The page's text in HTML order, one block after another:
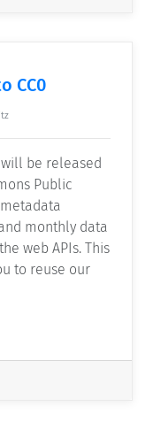
CC0
be released
Public
monthly data
web APIs. This
to reuse our